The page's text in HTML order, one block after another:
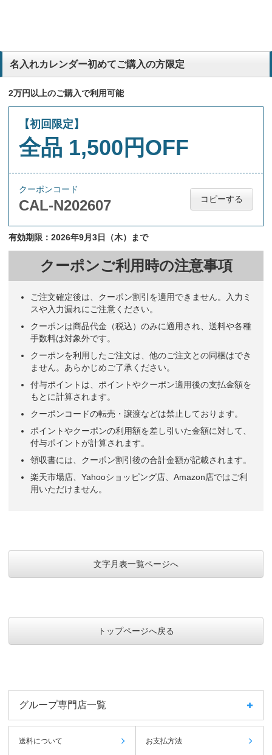
名入れカレンダー初めてご購入の方限定
2万円以上のご購入で利用可能
【初回限定】
全品 1,500円OFF
クーポンコード
CAL-N202607 コピーする
有効期限：2026年9月3日（木）まで
クーポンご利用時の注意事項
ご注文確定後は、クーポン割引を適用できません。入力ミ
スや入力漏れにご注意ください。
クーポンは商品代金（税込）のみに適用され、送料や各種
手数料は対象外です。
クーポンを利用したご注文は、他のご注文との同梱はでき
ません。あらかじめご了承ください。
付与ポイントは、ポイントやクーポン適用後の支払金額を
もとに計算されます。
クーポンコードの転売・譲渡などは禁止しております。
ポイントやクーポンの利用額を差し引いた金額に対して、
付与ポイントが計算されます。
領収書には、クーポン割引後の合計金額が記載されます。
楽天市場店、Yahooショッピング店、Amazon店ではご利
用いただけません。
文字月表一覧ページへ
トップページへ戻る
グループ専門店一覧
送料について お支払方法